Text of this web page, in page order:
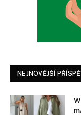
NEJNOVĚJŠÍ